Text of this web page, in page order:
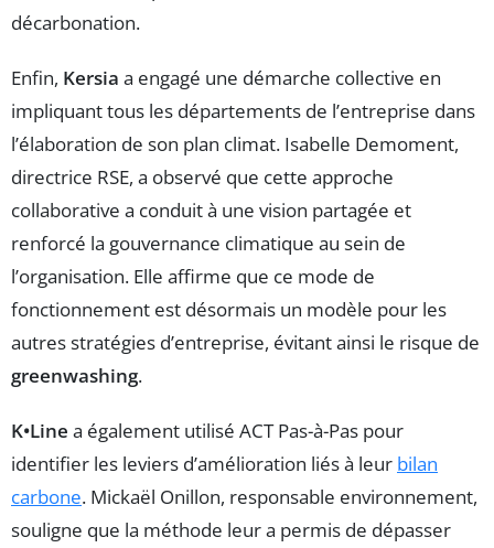
décarbonation.
Enfin, Kersia a engagé une démarche collective en
impliquant tous les départements de l’entreprise dans
l’élaboration de son plan climat. Isabelle Demoment,
directrice RSE, a observé que cette approche
collaborative a conduit à une vision partagée et
renforcé la gouvernance climatique au sein de
l’organisation. Elle affirme que ce mode de
fonctionnement est désormais un modèle pour les
autres stratégies d’entreprise, évitant ainsi le risque de
greenwashing.
K•Line a également utilisé ACT Pas-à-Pas pour
identifier les leviers d’amélioration liés à leur bilan
carbone. Mickaël Onillon, responsable environnement,
souligne que la méthode leur a permis de dépasser